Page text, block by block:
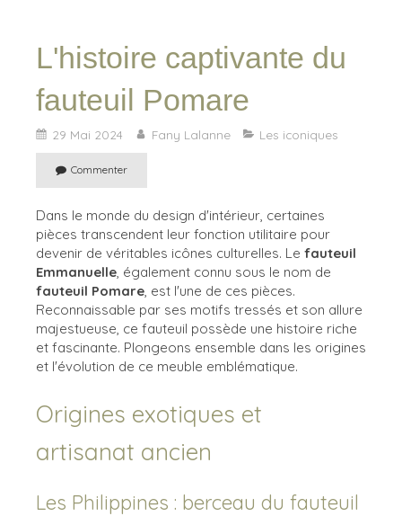
L'histoire captivante du
fauteuil Pomare
29 Mai 2024 Fany Lalanne Les iconiques
Commenter
Dans le monde du design d'intérieur, certaines
pièces transcendent leur fonction utilitaire pour
devenir de véritables icônes culturelles. Le fauteuil
Emmanuelle , également connu sous le nom de
fauteuil Pomare , est l'une de ces pièces.
Reconnaissable par ses motifs tressés et son allure
majestueuse, ce fauteuil possède une histoire riche
et fascinante. Plongeons ensemble dans les origines
et l'évolution de ce meuble emblématique.
Origines exotiques et
artisanat ancien
Les Philippines : berceau du fauteuil